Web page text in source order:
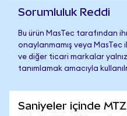
Sorumluluk Reddi
Bu ürün MasTec tarafından
onaylanmamış veya MasTec
ve diğer ticari markalar
tanımlamak amacıyla
Saniyeler içinde